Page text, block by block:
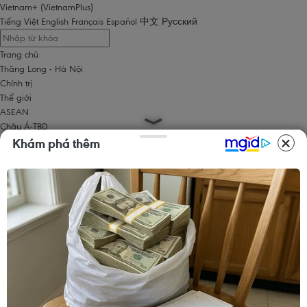
Vietnam+ (VietnamPlus)
Tiếng Việt English Français Español 中文 Русский
Trang chủ
Thăng Long - Hà Nội
Chính trị
Thế giới
ASEAN
Châu Á-TBD
Trung Đông
Châu Mỹ
Châu Phi
Kinh tế
Kinh doanh
Tài chính
Tín dụng nông thôn
Thông tin doanh nghiệp
Khám phá thêm